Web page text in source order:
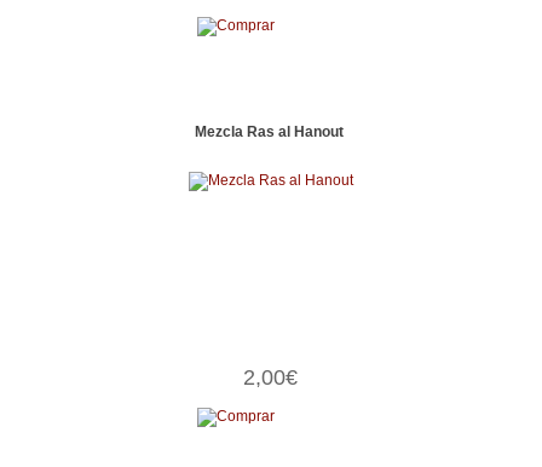
Mezcla Ras al Hanout
2,00€